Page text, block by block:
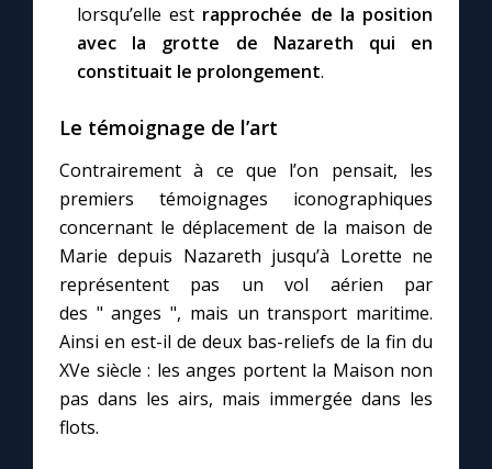
lorsqu’elle est rapprochée de la position
avec la grotte de Nazareth qui en
constituait le prolongement.
Le témoignage de l’art
Contrairement à ce que l’on pensait, les
premiers témoignages iconographiques
concernant le déplacement de la maison de
Marie depuis Nazareth jusqu’à Lorette ne
représentent pas un vol aérien par
des " anges ", mais un transport maritime.
Ainsi en est-il de deux bas-reliefs de la fin du
XVe siècle : les anges portent la Maison non
pas dans les airs, mais immergée dans les
flots.